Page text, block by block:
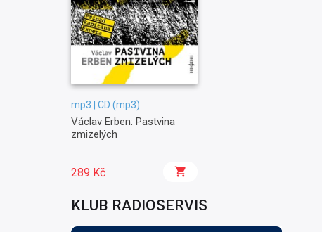
mp3 | CD (mp3)
Václav Erben: Pastvina
zmizelých
289 Kč
KLUB RADIOSERVIS